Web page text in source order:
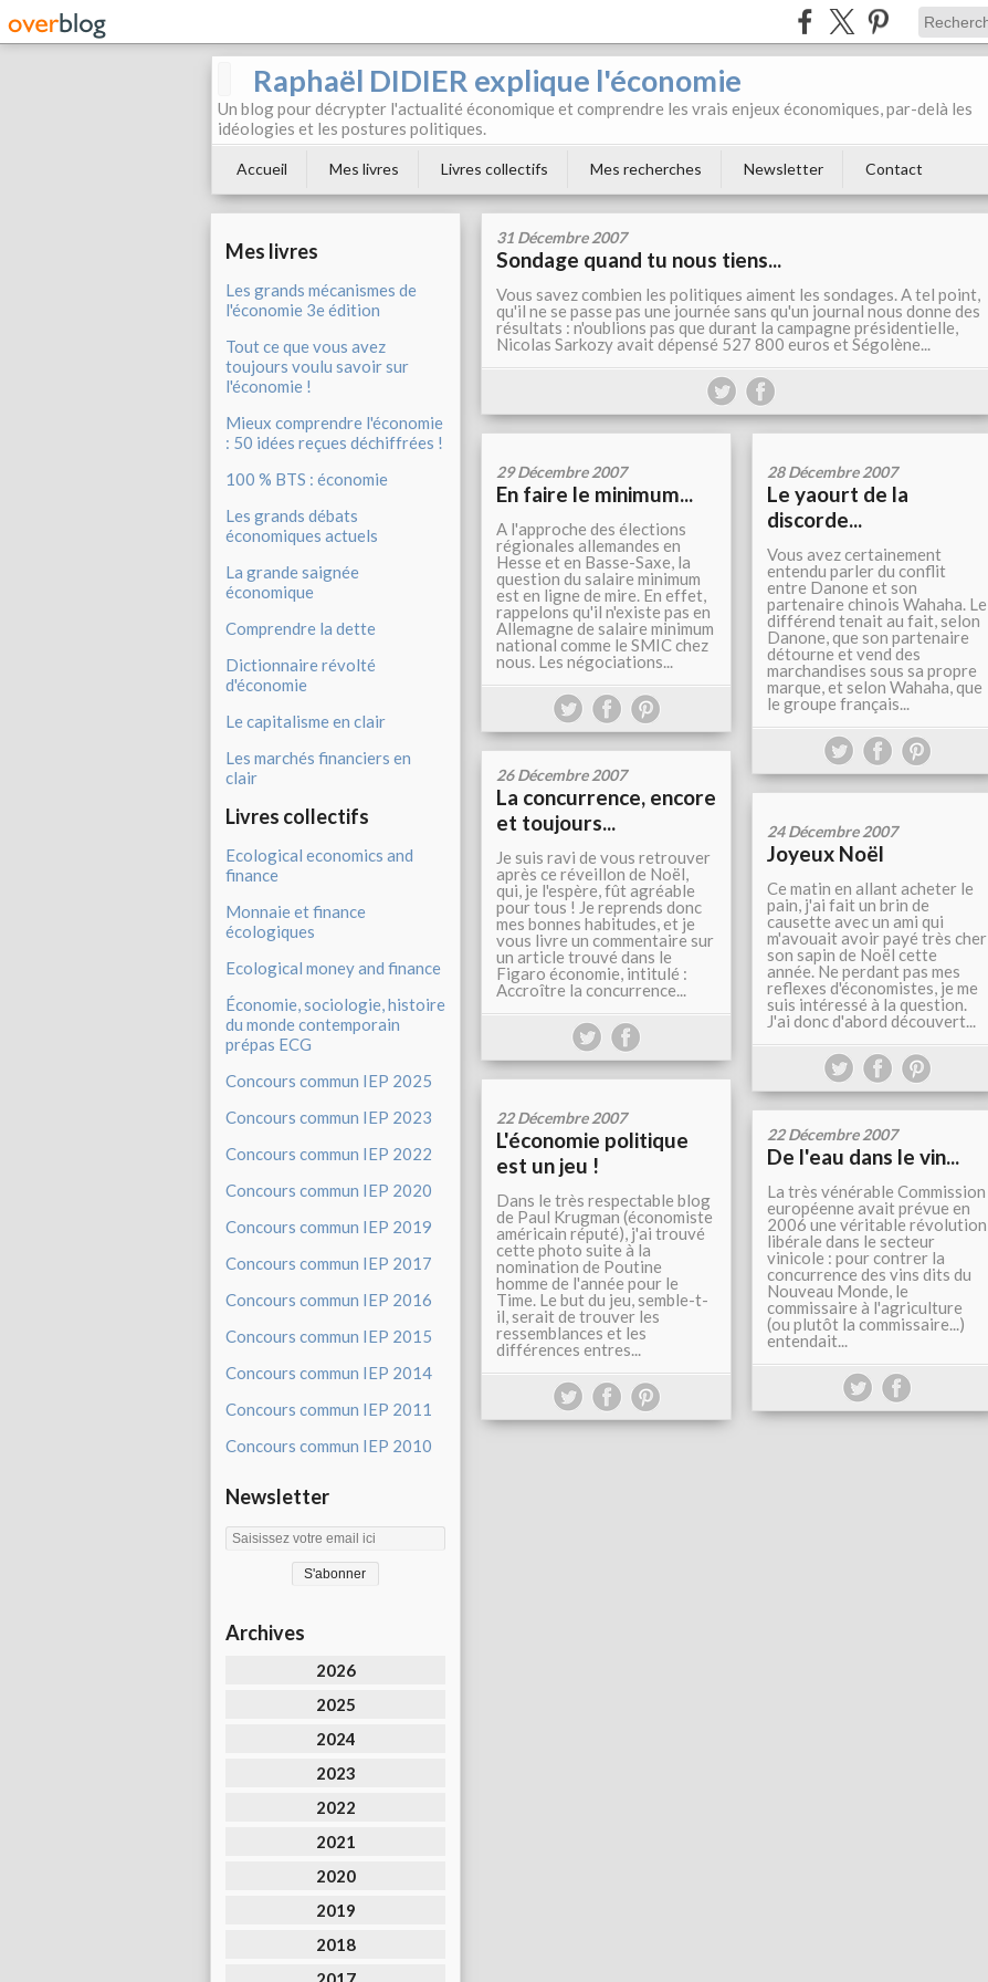
Raphaël DIDIER explique l'économie
Un blog pour décrypter l'actualité économique et comprendre les vrais enjeux économiques, par-delà les
idéologies et les postures politiques.
Accueil Mes livres Livres collectifs Mes recherches Newsletter Contact
Mes livres
Les grands mécanismes de
l'économie 3e édition
Tout ce que vous avez
toujours voulu savoir sur
l'économie !
Mieux comprendre l'économie
: 50 idées reçues déchiffrées !
100 % BTS : économie
Les grands débats
économiques actuels
La grande saignée
économique
Comprendre la dette
Dictionnaire révolté
d'économie
Le capitalisme en clair
Les marchés financiers en
clair
Livres collectifs
Ecological economics and
finance
Monnaie et finance
écologiques
Ecological money and finance
Économie, sociologie, histoire
du monde contemporain
prépas ECG
Concours commun IEP 2025
Concours commun IEP 2023
Concours commun IEP 2022
Concours commun IEP 2020
Concours commun IEP 2019
Concours commun IEP 2017
Concours commun IEP 2016
Concours commun IEP 2015
Concours commun IEP 2014
Concours commun IEP 2011
Concours commun IEP 2010
Newsletter
Archives
2026
2025
2024
2023
2022
2021
2020
2019
2018
31 Décembre 2007
Sondage quand tu nous tiens...
Vous savez combien les politiques aiment les sondages. A tel point,
qu'il ne se passe pas une journée sans qu'un journal nous donne des
résultats : n'oublions pas que durant la campagne présidentielle,
Nicolas Sarkozy avait dépensé 527 800 euros et Ségolène...
29 Décembre 2007
En faire le minimum...
A l'approche des élections
régionales allemandes en
Hesse et en Basse-Saxe, la
question du salaire minimum
est en ligne de mire. En effet,
rappelons qu'il n'existe pas en
Allemagne de salaire minimum
national comme le SMIC chez
nous. Les négociations...
28 Décembre 2007
Le yaourt de la
discorde...
Vous avez certainement
entendu parler du conflit
entre Danone et son
partenaire chinois Wahaha. Le
différend tenait au fait, selon
Danone, que son partenaire
détourne et vend des
marchandises sous sa propre
marque, et selon Wahaha, que
le groupe français...
26 Décembre 2007
La concurrence, encore
et toujours...
Je suis ravi de vous retrouver
après ce réveillon de Noël,
qui, je l'espère, fût agréable
pour tous ! Je reprends donc
mes bonnes habitudes, et je
vous livre un commentaire sur
un article trouvé dans le
Figaro économie, intitulé :
Accroître la concurrence...
24 Décembre 2007
Joyeux Noël
Ce matin en allant acheter le
pain, j'ai fait un brin de
causette avec un ami qui
m'avouait avoir payé très cher
son sapin de Noël cette
année. Ne perdant pas mes
reflexes d'économistes, je me
suis intéressé à la question.
J'ai donc d'abord découvert...
22 Décembre 2007
L'économie politique
est un jeu !
Dans le très respectable blog
de Paul Krugman (économiste
américain réputé), j'ai trouvé
cette photo suite à la
nomination de Poutine
homme de l'année pour le
Time. Le but du jeu, semble-t-
il, serait de trouver les
ressemblances et les
différences entres...
22 Décembre 2007
De l'eau dans le vin...
La très vénérable Commission
européenne avait prévue en
2006 une véritable révolution
libérale dans le secteur
vinicole : pour contrer la
concurrence des vins dits du
Nouveau Monde, le
commissaire à l'agriculture
(ou plutôt la commissaire...)
entendait...